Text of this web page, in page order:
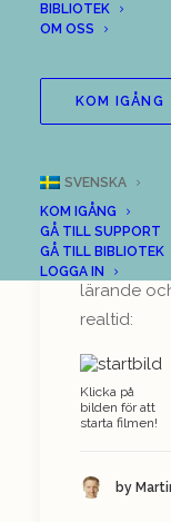
BIBLIOTEK
OM OSS
KOM IGÅNG
SVENSKA
KOM IGÅNG
GÅ TILL SUPPORT
GÅ TILL BIBLIOTEK
LOGGA IN
Led
Se hur
lärande
realtid:
Klicka på
bilden för att
starta filmen!
by